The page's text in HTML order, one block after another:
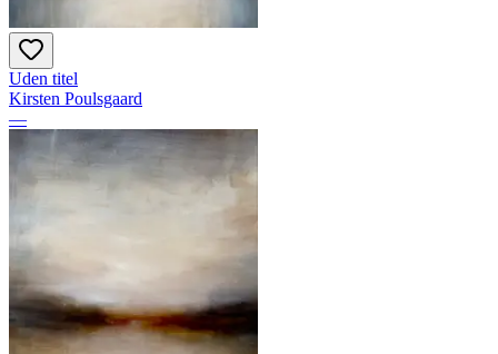
Uden titel
Kirsten Poulsgaard
—